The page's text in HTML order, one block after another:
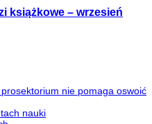
książkowe – wrzesień
nie pomaga oswoić
nauki